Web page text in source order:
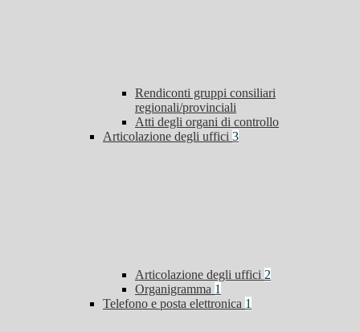
Rendiconti gruppi consiliari
regionali/provinciali
Atti degli organi di controllo
Articolazione degli uffici 3
Articolazione degli uffici 2
Organigramma 1
Telefono e posta elettronica 1